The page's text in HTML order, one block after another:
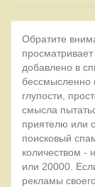
Обратите
добавлено в
бессмысленно
глупости,
смысла
приятелю или
поисковый
количеством -
или 20000.
рекламы